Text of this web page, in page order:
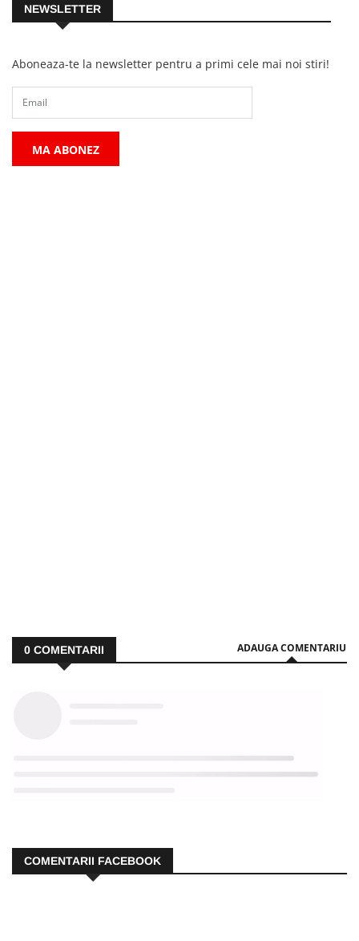
NEWSLETTER
Aboneaza-te la newsletter pentru a primi cele mai noi stiri!
MA ABONEZ
0 COMENTARII ADAUGA COMENTARIU
COMENTARII FACEBOOK